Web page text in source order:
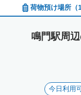
and
date.
a
荷物預け場所 （
鳴門駅周
今日利用